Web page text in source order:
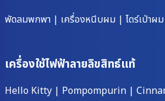
พัดลมพกพา | เครื่องหนีบผม | ไดร์เป่าผม
เครื่องใช้ไฟฟ้าลายลิขสิทธ์แท้
Hello Kitty | Pompompurin |